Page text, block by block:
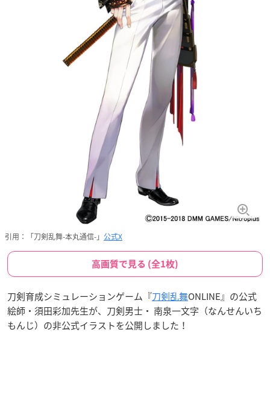
引用：「刀剣乱舞-本丸通信-」 公式X
高画質で見る (全1枚)
刀剣育成シミュレーションゲーム『刀剣乱舞ONLINE』の公式
絵師・須田彩加先生が、刀剣男士・ 南泉一文字（なんせんいち
もんじ）の非公式イラストを公開しました！